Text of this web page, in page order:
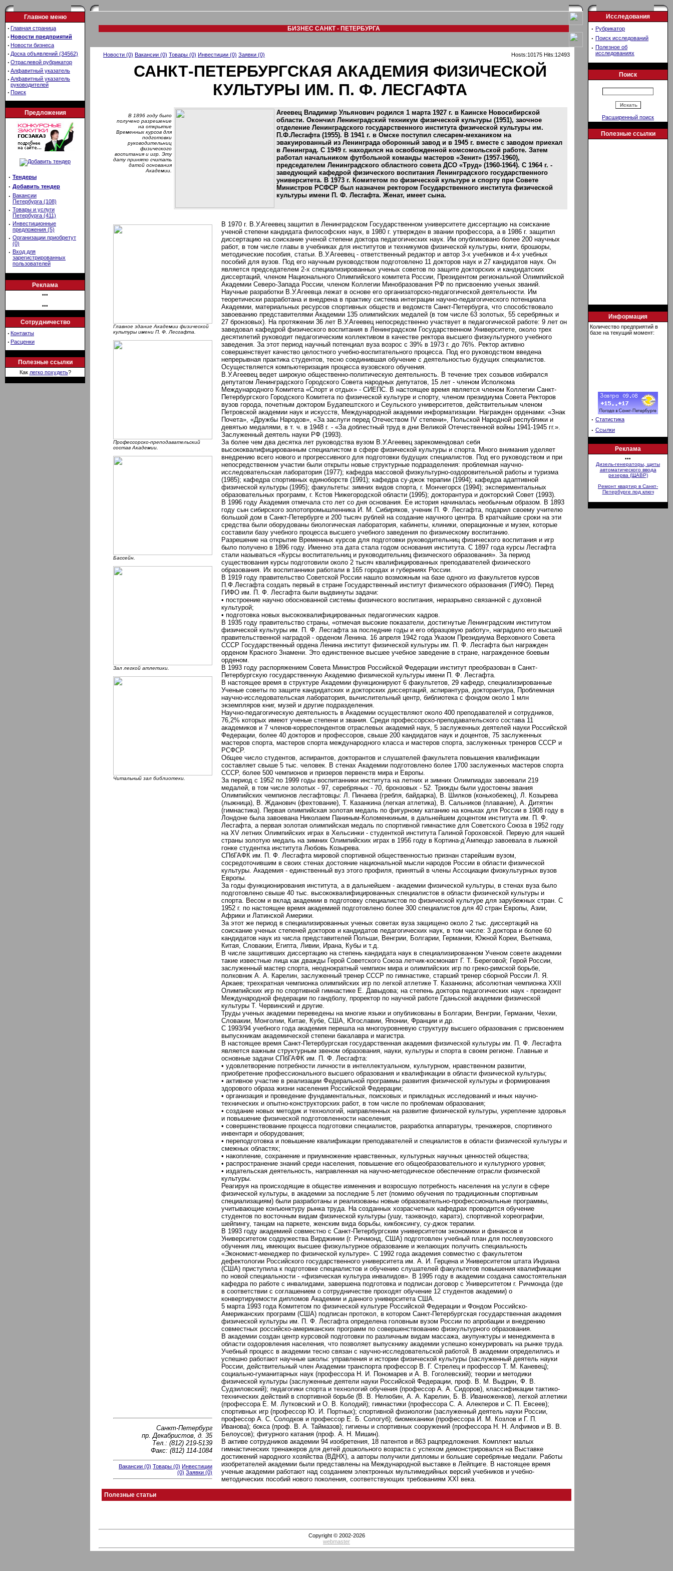
Главное меню
· Главная страница
· Новости предприятий
· Новости бизнеса
· Доска объявлений (34562)
· Отраслевой рубрикатор
· Алфавитный указатель
· Алфавитный указатель
руководителей
· Поиск
Предложения
· Тендеры
· Добавить тендер
· Вакансии
Петербурга (108)
· Товары и услуги
Петербурга (411)
· Инвестиционные
предложения (5)
· Организации приобретут
(0)
· Вход для
зарегистрированных
пользователей
Реклама
•••
•••
Сотрудничество
· Контакты
· Расценки
Полезные ссылки
Как легко похудеть?
БИЗНЕС САНКТ - ПЕТЕРБУРГА
Новости (0) Вакансии (0) Товары (0) Инвестиции (0) Заявки (0) Hosts:10175 Hits:12493
САНКТ-ПЕТЕРБУРГСКАЯ АКАДЕМИЯ ФИЗИЧЕСКОЙ
КУЛЬТУРЫ ИМ. П. Ф. ЛЕСГАФТА
В 1896 году было
получено разрешение
на открытие
Временных курсов для
подготовки
руководительниц
физического
воспитания и игр. Эту
дату принято считать
датой основания
Академии.
Агеевец Владимир Ульянович родился 1 марта 1927 г. в Каинске Новосибирской
области. Окончил Ленинградский техникум физической культуры (1951), заочное
отделение Ленинградского государственного института физической культуры им.
П.Ф.Лесгафта (1955). В 1941 г. в Омске поступил слесарем-механиком на
эвакуированный из Ленинграда оборонный завод и в 1945 г. вместе с заводом приехал
в Ленинград. С 1949 г. находился на освобожденной комсомольской работе. Затем
работал начальником футбольной команды мастеров «Зенит» (1957-1960),
председателем Ленинградского областного совета ДСО «Труд» (1960-1964). С 1964 г. -
заведующий кафедрой физического воспитания Ленинградского государственного
университета. В 1973 г. Комитетом по физической культуре и спорту при Совете
Министров РСФСР был назначен ректором Государственного института физической
культуры имени П. Ф. Лесгафта. Женат, имеет сына.
Главное здание Академии физической
культуры имени П. Ф. Лесгафта.
Профессорско-преподавательский
состав Академии.
Бассейн.
Зал легкой атлетики.
Читальный зал библиотеки.
В 1970 г. В.У.Агеевец защитил в Ленинградском Государственном университете диссертацию на соискание
ученой степени кандидата философских наук, в 1980 г. утвержден в звании профессора, а в 1986 г. защитил
диссертацию на соискание ученой степени доктора педагогических наук. Им опубликовано более 200 научных
работ, в том числе главы в учебниках для институтов и техникумов физической культуры, книги, брошюры,
методические пособия, статьи. В.У.Агеевец - ответственный редактор и автор 3-х учебников и 4-х учебных
пособий для вузов. Под его научным руководством подготовлено 11 докторов наук и 27 кандидатов наук. Он
является председателем 2-х специализированных ученых советов по защите докторских и кандидатских
диссертаций, членом Национального Олимпийского комитета России, Президентом региональной Олимпийской
Академии Северо-Запада России, членом Коллегии Минобразования РФ по присвоению ученых званий.
Научные разработки В.У.Агеевца лежат в основе его организаторско-педагогической деятельности. Им
теоретически разработана и внедрена в практику система интеграции научно-педагогического потенциала
Академии, материальных ресурсов спортивных обществ и ведомств Санкт-Петербурга, что способствовало
завоеванию представителями Академии 135 олимпийских медалей (в том числе 63 золотых, 55 серебряных и
27 бронзовых). На протяжении 36 лет В.У.Агеевец непосредственно участвует в педагогической работе: 9 лет он
заведовал кафедрой физического воспитания в Ленинградском Государственном Университете, около трех
десятилетий руководит педагогическим коллективом в качестве ректора высшего физкультурного учебного
заведения. За этот период научный потенциал вуза возрос с 39% в 1973 г. до 76%. Ректор активно
совершенствует качество целостного учебно-воспитательного процесса. Под его руководством введена
непрерывная практика студентов, тесно соединившая обучение с деятельностью будущих специалистов.
Осуществляется компьютеризация процесса вузовского обучения.
В.У.Агеевец ведет широкую общественно-политическую деятельность. В течение трех созывов избирался
депутатом Ленинградского Городского Совета народных депутатов, 15 лет - членом Исполкома
Международного Комитета «Спорт и отдых» - СИЕПС. В настоящее время является членом Коллегии Санкт-
Петербургского Городского Комитета по физической культуре и спорту, членом президиума Совета Ректоров
вузов города, почетным доктором Будапештского и Сеульского университетов, действительным членом
Петровской академии наук и искусств, Международной академии информатизации. Награжден орденами: «Знак
Почета», «Дружбы Народов», «За заслуги перед Отечеством IV степени», Польской Народной республики и
девятью медалями, в т. ч. в 1948 г. - «За доблестный труд в дни Великой Отечественной войны 1941-1945 гг.».
Заслуженный деятель науки РФ (1993).
За более чем два десятка лет руководства вузом В.У.Агеевец зарекомендовал себя
высококвалифицированным специалистом в сфере физической культуры и спорта. Много внимания уделяет
внедрению всего нового и прогрессивного для подготовки будущих специалистов. Под его руководством и при
непосредственном участии были открыты новые структурные подразделения: проблемная научно-
исследовательская лаборатория (1977); кафедра массовой физкультурно-оздоровительной работы и туризма
(1985); кафедра спортивных единоборств (1991); кафедра су-джок терапии (1994); кафедра адаптивной
физической культуры (1995); факультеты: зимних видов спорта, г. Мончегорск (1994); экспериментальных
образовательных программ, г. Кстов Нижегородской области (1995); докторантура и докторский Совет (1993).
В 1996 году Академия отмечала сто лет со дня основания. Ее история начиналась необычным образом. В 1893
году сын сибирского золотопромышленника И. М. Сибиряков, ученик П. Ф. Лесгафта, подарил своему учителю
большой дом в Санкт-Петербурге и 200 тысяч рублей на создание научного центра. В кратчайшие сроки на эти
средства были оборудованы биологическая лаборатория, кабинеты, клиники, операционные и музеи, которые
составили базу учебного процесса высшего учебного заведения по физическому воспитанию.
Разрешение на открытие Временных курсов для подготовки руководительниц физического воспитания и игр
было получено в 1896 году. Именно эта дата стала годом основания института. С 1897 года курсы Лесгафта
стали называться «Курсы воспитательниц и руководительниц физического образования». За период
существования курсы подготовили около 2 тысяч квалифицированных преподавателей физического
образования. Их воспитанники работали в 165 городах и губерниях России.
В 1919 году правительство Советской России нашло возможным на базе одного из факультетов курсов
П.Ф.Лесгафта создать первый в стране Государственный институт физического образования (ГИФО). Перед
ГИФО им. П. Ф. Лесгафта были выдвинуты задачи:
• построение научно обоснованной системы физического воспитания, неразрывно связанной с духовной
культурой;
• подготовка новых высококвалифицированных педагогических кадров.
В 1935 году правительство страны, «отмечая высокие показатели, достигнутые Ленинградским институтом
физической культуры им. П. Ф. Лесгафта за последние годы и его образцовую работу», наградило его высшей
правительственной наградой - орденом Ленина. 16 апреля 1942 года Указом Президиума Верховного Совета
СССР Государственный ордена Ленина институт физической культуры им. П. Ф. Лесгафта был награжден
орденом Красного Знамени. Это единственное высшее учебное заведение в стране, награжденное боевым
орденом.
В 1993 году распоряжением Совета Министров Российской Федерации институт преобразован в Санкт-
Петербургскую государственную Академию физической культуры имени П. Ф. Лесгафта.
В настоящее время в структуре Академии функционируют 6 факультетов, 29 кафедр, специализированные
Ученые советы по защите кандидатских и докторских диссертаций, аспирантура, докторантура, Проблемная
научно-исследовательская лаборатория, вычислительный центр, библиотека с фондом около 1 млн
экземпляров книг, музей и другие подразделения.
Научно-педагогическую деятельность в Академии осуществляют около 400 преподавателей и сотрудников,
76,2% которых имеют ученые степени и звания. Среди профессорско-преподавательского состава 11
академиков и 7 членов-корреспондентов отраслевых академий наук, 5 заслуженных деятелей науки Российской
Федерации, более 40 докторов и профессоров, свыше 200 кандидатов наук и доцентов, 75 заслуженных
мастеров спорта, мастеров спорта международного класса и мастеров спорта, заслуженных тренеров СССР и
РСФСР.
Общее число студентов, аспирантов, докторантов и слушателей факультета повышения квалификации
составляет свыше 5 тыс. человек. В стенах Академии подготовлено более 1700 заслуженных мастеров спорта
СССР, более 500 чемпионов и призеров первенств мира и Европы.
За период с 1952 по 1999 годы воспитанники института на летних и зимних Олимпиадах завоевали 219
медалей, в том числе золотых - 97, серебряных - 70, бронзовых - 52. Трижды были удостоены звания
Олимпийских чемпионов лесгафтовцы: Л. Пинаева (гребля, байдарка), В. Шилков (конькобежец), Л. Козырева
(лыжница), В. Жданович (фехтование), Т. Казанкина (легкая атлетика), В. Сальников (плавание), А. Дитятин
(гимнастика). Первая олимпийская золотая медаль по фигурному катанию на коньках для России в 1908 году в
Лондоне была завоевана Николаем Паниным-Коломенкиным, в дальнейшем доцентом института им. П. Ф.
Лесгафта, а первая золотая олимпийская медаль по спортивной гимнастике для Советского Союза в 1952 году
на XV летних Олимпийских играх в Хельсинки - студенткой института Галиной Гороховской. Первую для нашей
страны золотую медаль на зимних Олимпийских играх в 1956 году в Кортина-д’Ампеццо завоевала в лыжной
гонке студентка института Любовь Козырева.
СПбГАФК им. П. Ф. Лесгафта мировой спортивной общественностью признан старейшим вузом,
сосредоточившим в своих стенах достояние национальной мысли народов России в области физической
культуры. Академия - единственный вуз этого профиля, принятый в члены Ассоциации физкультурных вузов
Европы.
За годы функционирования института, а в дальнейшем - академии физической культуры, в стенах вуза было
подготовлено свыше 40 тыс. высококвалифицированных специалистов в области физической культуры и
спорта. Весом и вклад академии в подготовку специалистов по физической культуре для зарубежных стран. С
1952 г. по настоящее время академией подготовлено более 300 специалистов для 40 стран Европы, Азии,
Африки и Латинской Америки.
За этот же период в специализированных ученых советах вуза защищено около 2 тыс. диссертаций на
соискание ученых степеней докторов и кандидатов педагогических наук, в том числе: 3 доктора и более 60
кандидатов наук из числа представителей Польши, Венгрии, Болгарии, Германии, Южной Кореи, Вьетнама,
Китая, Словакии, Египта, Ливии, Ирана, Кубы и т.д.
В числе защитивших диссертацию на степень кандидата наук в специализированном Ученом совете академии
такие известные лица как дважды Герой Советского Союза летчик-космонавт Г. Т. Береговой; Герой России,
заслуженный мастер спорта, неоднократный чемпион мира и олимпийских игр по греко-римской борьбе,
полковник А. А. Карелин, заслуженный тренер СССР по гимнастике, старший тренер сборной России Л. Я.
Аркаев; трехкратная чемпионка олимпийских игр по легкой атлетике Т. Казанкина; абсолютная чемпионка XXII
Олимпийских игр по спортивной гимнастике Е. Давыдова; на степень доктора педагогических наук - президент
Международной федерации по гандболу, проректор по научной работе Гданьской академии физической
культуры Т. Червинский и другие.
Труды ученых академии переведены на многие языки и опубликованы в Болгарии, Венгрии, Германии, Чехии,
Словакии, Монголии, Китае, Кубе, США, Югославии, Японии, Франции и др.
С 1993/94 учебного года академия перешла на многоуровневую структуру высшего образования с присвоением
выпускникам академической степени бакалавра и магистра.
В настоящее время Санкт-Петербургская государственная академия физической культуры им. П. Ф. Лесгафта
является важным структурным звеном образования, науки, культуры и спорта в своем регионе. Главные и
основные задачи СПбГАФК им. П. Ф. Лесгафта:
• удовлетворение потребности личности в интеллектуальном, культурном, нравственном развитии,
приобретение профессионального высшего образования и квалификации в области физической культуры;
• активное участие в реализации Федеральной программы развития физической культуры и формирования
здорового образа жизни населения Российской Федерации;
• организация и проведение фундаментальных, поисковых и прикладных исследований и иных научно-
технических и опытно-конструкторских работ, в том числе по проблемам образования;
• создание новых методик и технологий, направленных на развитие физической культуры, укрепление здоровья
и повышение физической подготовленности населения;
• совершенствование процесса подготовки специалистов, разработка аппаратуры, тренажеров, спортивного
инвентаря и оборудования;
• переподготовка и повышение квалификации преподавателей и специалистов в области физической культуры и
смежных областях;
• накопление, сохранение и приумножение нравственных, культурных научных ценностей общества;
• распространение знаний среди населения, повышение его общеобразовательного и культурного уровня;
• издательская деятельность, направленная на научно-методическое обеспечение отрасли физической
культуры.
Реагируя на происходящие в обществе изменения и возросшую потребность населения на услуги в сфере
физической культуры, в академии за последние 5 лет (помимо обучения по традиционным спортивным
специализациям) были разработаны и реализованы новые образовательно-профессиональные программы,
учитывающие конъюнктуру рынка труда. На созданных хозрасчетных кафедрах проводится обучение
студентов по восточным видам физической культуры (ушу, таэквондо, каратэ), спортивной хореографии,
шейпингу, танцам на паркете, женским вида борьбы, кикбоксингу, су-джок терапии.
В 1993 году академией совместно с Санкт-Петербургским университетом экономики и финансов и
Университетом содружества Вирджинии (г. Ричмонд, США) подготовлен учебный план для послевузовского
обучения лиц, имеющих высшее физкультурное образование и желающих получить специальность
«Экономист-менеджер по физической культуре». С 1992 года академия совместно с факультетом
дефектологии Российского государственного университета им. А. И. Герцена и Университетом штата Индиана
(США) приступила к подготовке специалистов и обучению слушателей факультетов повышения квалификации
по новой специальности - «физическая культура инвалидов». В 1995 году в академии создана самостоятельная
кафедра по работе с инвалидами, завершена подготовка и подписан договор с Университетом г. Ричмонда (где
в соответствии с соглашением о сотрудничестве проходят обучение 12 студентов академии) о
конвертируемости дипломов Академии и данного университета США.
5 марта 1993 года Комитетом по физической культуре Российской Федерации и Фондом Российско-
Американских программ (США) подписан протокол, в котором Санкт-Петербургская государственная академия
физической культуры им. П. Ф. Лесгафта определена головным вузом России по апробации и внедрению
совместных российско-американских программ по совершенствованию физкультурного образования.
В академии создан центр курсовой подготовки по различным видам массажа, акупунктуры и менеджмента в
области оздоровления населения, что позволяет выпускнику академии успешно конкурировать на рынке труда.
Учебный процесс в академии тесно связан с научно-исследовательской работой. В академии определились и
успешно работают научные школы: управления и истории физической культуры (заслуженный деятель науки
России, действительный член Академии транспорта профессор В. Г. Стрелец и профессор Т. М. Каневец);
социально-гуманитарных наук (профессора Н. И. Пономарев и А. В. Гоголевский); теории и методики
физической культуры (заслуженные деятели науки Российской Федерации, проф. В. М. Выдрин, Ф. В.
Судзиловский); педагогики спорта и технологий обучения (профессор А. А. Сидоров), классификации тактико-
технических действий в спортивной борьбе (В. В. Нелюбин, А. А. Карелин, Б. В. Иванюженков), легкой атлетики
(профессора Е. М. Лутковский и О. В. Колодий); гимнастики (профессора С. А. Алекперов и С. П. Евсеев);
спортивных игр (профессор Ю. И. Портных); спортивной физиологии (заслуженный деятель науки России,
профессор А. С. Солодков и профессор Е. Б. Сологуб); биомеханики (профессора И. М. Козлов и Г. П.
Иванова); бокса (проф. В. А. Таймазов); гигиены и спортивных сооружений (профессора Н. Н. Алфимов и В. В.
Белоусов); фигурного катания (проф. А. Н. Мишин).
В активе сотрудников академии 94 изобретения, 18 патентов и 863 рацпредложения. Комплект малых
гимнастических тренажеров для детей дошкольного возраста с успехом демонстрировался на Выставке
достижений народного хозяйства (ВДНХ), а авторы получили дипломы и большие серебряные медали. Работы
изобретателей академии были представлены на Международной выставке в Лейпциге. В настоящее время
ученые академии работают над созданием электронных мультимедийных версий учебников и учебно-
методических пособий нового поколения, соответствующих требованиям XXI века.
Санкт-Петербург
пр. Декабристов, д. 35
Тел.: (812) 219-5139
Факс: (812) 114-1084
Вакансии (0) Товары (0) Инвестиции
(0) Заявки (0)
Полезные статьи
Copyright © 2002-2026
webmaster
Исследования
· Рубрикатор
· Поиск исследований
· Полезное об
исследованиях
Поиск
Расширенный поиск
Полезные ссылки
Информация
Количество предприятий в
базе на текущий момент:
· Статистика
· Ссылки
Реклама
•••
Дизель-генераторы, щиты
автоматического ввода
резерва (ЩАВР)
Ремонт квартир в Санкт-
Петербурге под ключ